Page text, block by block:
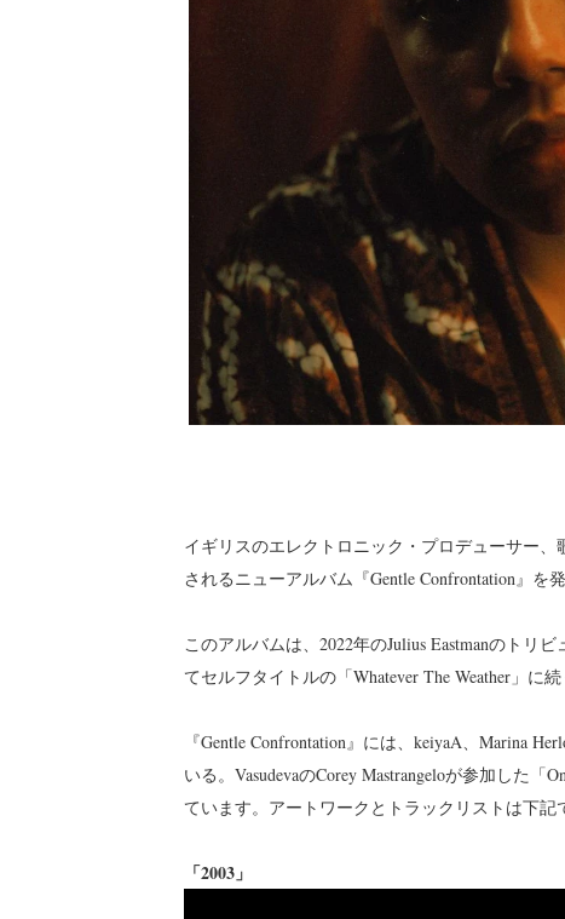
イギリスのエレクトロニック・プロデューサー、
されるニューアルバム『Gentle Confrontation』を
このアルバムは、2022年のJulius Eastmanのトリ
てセルフタイトルの「Whatever The Weather」に
『Gentle Confrontation』には、keiyaA、Marina
いる。VasudevaのCorey Mastrangeloが参加した
ています。アートワークとトラックリストは下記
「2003」